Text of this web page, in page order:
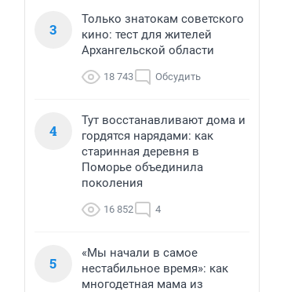
3
Только знатокам советского
кино: тест для жителей
Архангельской области
18 743 Обсудить
4
Тут восстанавливают дома и
гордятся нарядами: как
старинная деревня в
Поморье объединила
поколения
16 852 4
5
«Мы начали в самое
нестабильное время»: как
многодетная мама из